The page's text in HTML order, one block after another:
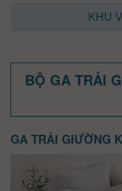
KHU
BỘ GA TRẢI
GA TRẢI GIƯỜNG